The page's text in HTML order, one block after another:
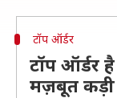
टॉप ऑर्डर
टॉप ऑर्डर
मज़बूत कड़ी